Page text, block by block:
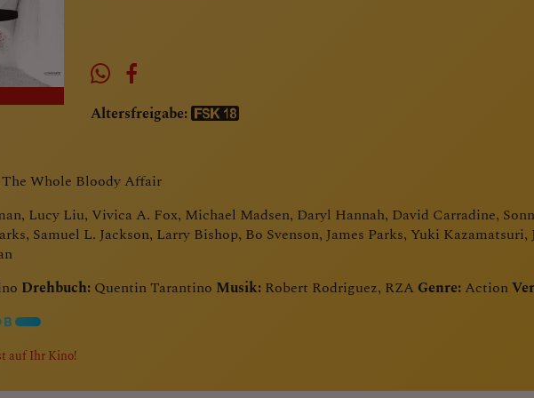
Altersfreigabe:
Whole Bloody Affair
Lucy Liu, Vivica A. Fox, Michael Madsen, Daryl Hannah, David Carradine,
Samuel L. Jackson, Larry Bishop, Bo Svenson, James Parks, Yuki
Drehbuch: Quentin Tarantino Musik: Robert Rodriguez, RZA Genre: Action
auf Ihr Kino!